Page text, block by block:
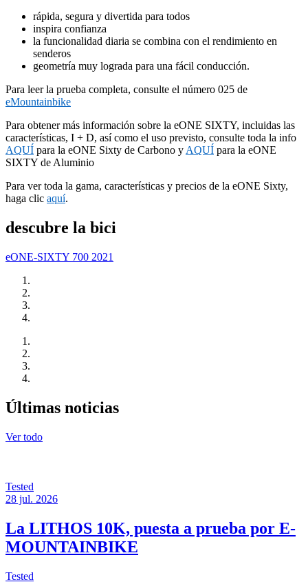
rápida, segura y divertida para todos
inspira confianza
la funcionalidad diaria se combina con el rendimiento en
senderos
geometría muy lograda para una fácil conducción.
Para leer la prueba completa, consulte el número 025 de
eMountainbike
Para obtener más información sobre la eONE SIXTY, incluidas las
características, I + D, así como el uso previsto, consulte toda la info
AQUÍ para la eONE Sixty de Carbono yAQUÍ para la eONE
SIXTY de Aluminio
Para ver toda la gama, características y precios de la eONE Sixty,
haga clic aquí.
descubre la bici
eONE-SIXTY 700 2021
Últimas noticias
Ver todo
Tested
28 jul. 2026
La LITHOS 10K, puesta a prueba por E-
MOUNTAINBIKE
Tested